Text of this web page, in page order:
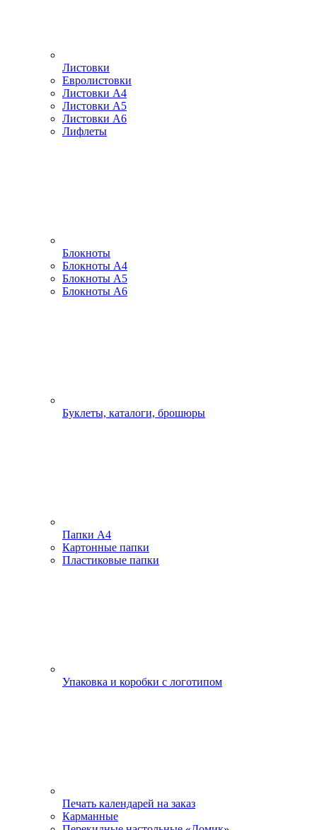
Листовки
Евролистовки
Листовки А4
Листовки А5
Листовки А6
Лифлеты
Блокноты
Блокноты А4
Блокноты А5
Блокноты А6
Буклеты, каталоги, брошюры
Папки А4
Картонные папки
Пластиковые папки
Упаковка и коробки с логотипом
Печать календарей на заказ
Карманные